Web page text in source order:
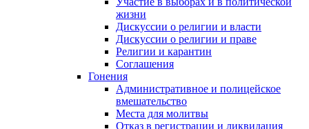
жизни
Дискуссии о религии и власти
Дискуссии о религии и праве
Религии и карантин
Соглашения
Гонения
Административное и полицейское
вмешательство
Места для молитвы
Отказ в регистрации и ликвидация